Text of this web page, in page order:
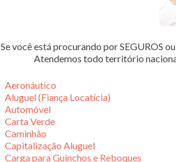
Se você está procurando por SEGUROS
Atendemos todo território
Aeronáutico
Aluguel (Fiança Locatícia)
Automóvel
Carta Verde
Caminhão
Capitalização Aluguel
Carga para Guinchos e Reboques